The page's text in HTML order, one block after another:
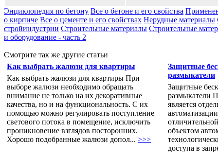
Энциклопедия по бетону Все о бетоне и его свойства
о кирпиче Все о цементе и его свойствах Нерудные материалы
стройиндустрии Строительные материалы Строительные
и оборудование - часть 2
Смотрите так же другие статьи
Как выбрать жалюзи для квартиры
Как выбрать жалюзи для квартиры При
выборе жалюзи необходимо обращать
внимание не только на их декоративные
качества, но и на функциональность. С их
помощью можно регулировать поступление
светового потока в помещение, исключить
проникновение взглядов посторонних.
Хорошо подобранные жалюзи допол... >>>
Защитные
размыкатели
Защитные
размыкатели
является
объектом
доступа в